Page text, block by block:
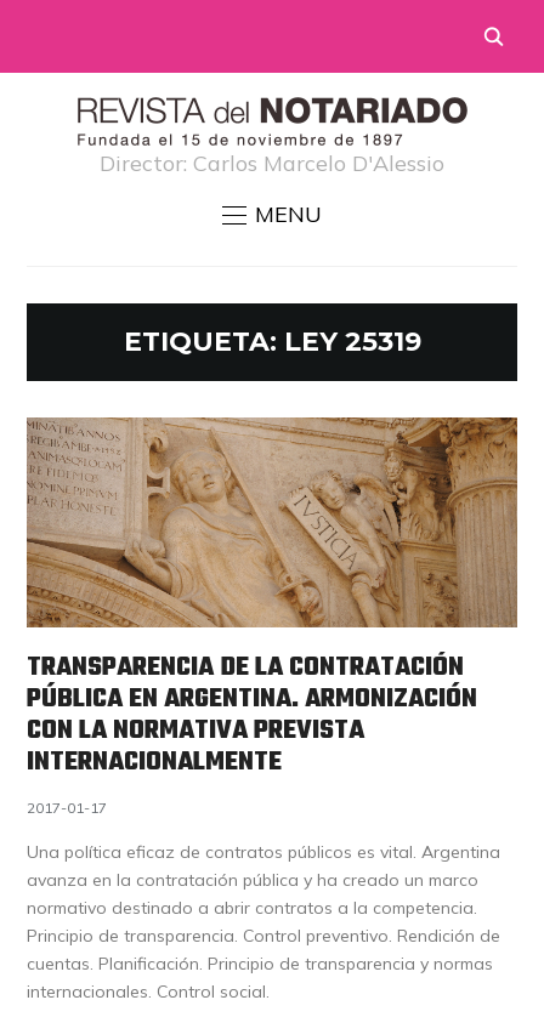
Director: Carlos Marcelo D'Alessio
MENU
ETIQUETA: LEY 25319
TRANSPARENCIA DE LA CONTRATACIÓN
PÚBLICA EN ARGENTINA. ARMONIZACIÓN
CON LA NORMATIVA PREVISTA
INTERNACIONALMENTE
2017-01-17
Una política eficaz de contratos públicos es vital. Argentina
avanza en la contratación pública y ha creado un marco
normativo destinado a abrir contratos a la competencia.
Principio de transparencia. Control preventivo. Rendición de
cuentas. Planificación. Principio de transparencia y normas
internacionales. Control social.